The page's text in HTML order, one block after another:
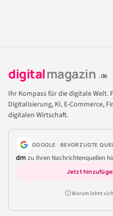
digitalmagazin .de
Ihr Kompass für die digitale Welt.
Digitalisierung, KI, E-Commerce,
digitalen Wirtschaft.
GOOGLE · BEVORZUGTE
dm zu Ihren Nachrichtenquellen
Jetzt
Warum lohnt